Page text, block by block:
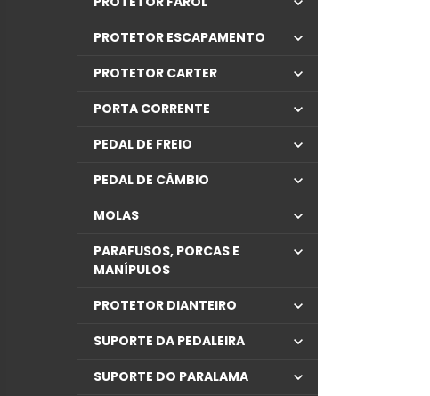
PROTETOR ESCAPAMENTO
PROTETOR CARTER
PORTA CORRENTE
PEDAL DE FREIO
PEDAL DE CÂMBIO
MOLAS
PARAFUSOS, PORCAS E
MANÍPULOS
PROTETOR DIANTEIRO
SUPORTE DA PEDALEIRA
SUPORTE DO PARALAMA